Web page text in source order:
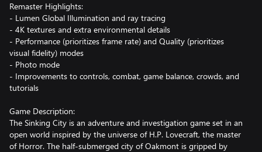
Remaster Highlights:
- Lumen Global Illumination and ray tracing
- 4K textures and extra environmental details
- Performance (prioritizes frame rate) and Quality (prioritizes
visual fidelity) modes
- Photo mode
- Improvements to controls, combat, game balance, crowds, and
tutorials
Game Description:
The Sinking City is an adventure and investigation game set in an
open world inspired by the universe of H.P. Lovecraft, the master
of Horror. The half-submerged city of Oakmont is gripped by